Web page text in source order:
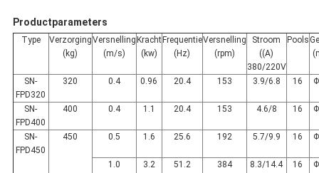
Productparameters
Type
Verzorging
(kg)
Versnelling
(m/s)
Kracht
(kw)
Frequentie
(Hz)
Versnelling
(rpm)
Stroom
((A)
380/220V
Pools
SN-
FPD320
320 0.4 0.96 20.4 153 3.9/6.8 16
SN-
FPD400
400 0.4 1.1 20.4 153 4.6/8 16
SN-
FPD450
450 0.5 1.6 25.6 192 5.7/9.9 16
1.0 3.2 51.2 384 8.3/14.4 16